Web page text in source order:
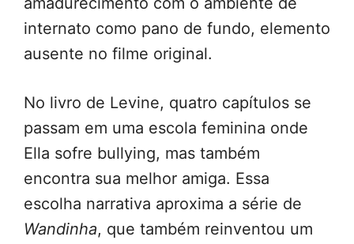
internato como pano de fundo, elemento
ausente no filme original.
No livro de Levine, quatro capítulos se
passam em uma escola feminina onde
Ella sofre bullying, mas também
encontra sua melhor amiga. Essa
escolha narrativa aproxima a série de
Wandinha, que também reinventou um